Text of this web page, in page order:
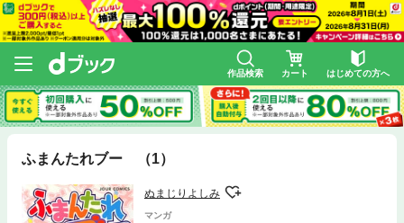
作品検索 カート はじめての方へ
ふまんたれブー （1）
ぬまじりよしみ
マンガ